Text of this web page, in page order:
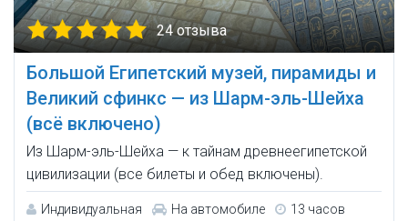
24 отзыва
Большой Египетский музей, пирамиды и
Великий сфинкс — из Шарм-эль-Шейха
(всё включено)
Из Шарм-эль-Шейха — к тайнам древнеегипетской
цивилизации (все билеты и обед включены).
Индивидуальная На автомобиле 13 часов